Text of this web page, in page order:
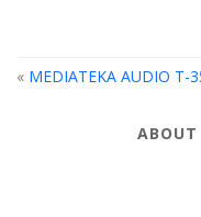
« MEDIATEKA AUDIO T-